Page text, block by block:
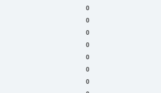
0
0
0
0
0
0
0